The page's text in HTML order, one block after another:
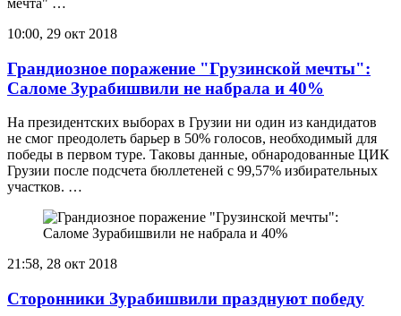
10:00, 29 окт 2018
Грандиозное поражение "Грузинской мечты":
Саломе Зурабишвили не набрала и 40%
На президентских выборах в Грузии ни один из кандидатов
не смог преодолеть барьер в 50% голосов, необходимый для
победы в первом туре. Таковы данные, обнародованные ЦИК
Грузии после подсчета бюллетеней с 99,57% избирательных
участков. …
21:58, 28 окт 2018
Сторонники Зурабишвили празднуют победу